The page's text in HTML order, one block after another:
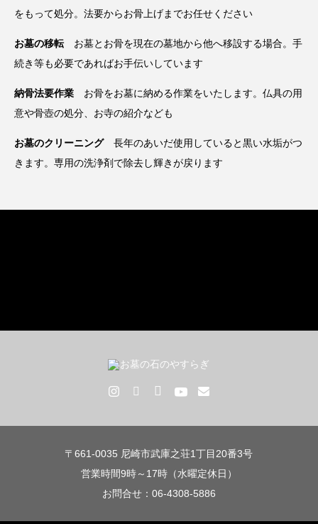
をもって処分。法要からお骨上げまでお任せください
お墓の移転お墓とお骨を現在の墓地から他へ移設する場合。手
続き等も必要であればお手伝いしています
納骨法要作業 お骨をお墓に納める作業をいたします。仏具の用
意や骨壺の処分、お寺の紹介なども
お墓のクリーニング長年のあいだ使用していると黒い水垢がつ
きます。専用の洗浄剤で除去し輝きが戻ります
〒661-0035 尼崎市武庫之荘1丁目20番3号
営業時間9時～17時（水曜定休日）
お問合せ：06-4308-5886